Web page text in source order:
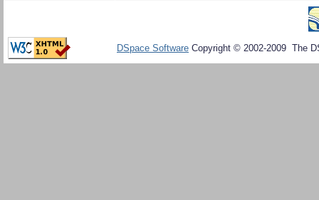
DSpace Software Copyright © 2002-2009 The